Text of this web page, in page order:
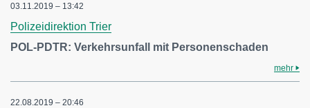
03.11.2019 – 13:42
Polizeidirektion Trier
POL-PDTR: Verkehrsunfall mit Personenschaden
mehr
22.08.2019 – 20:46